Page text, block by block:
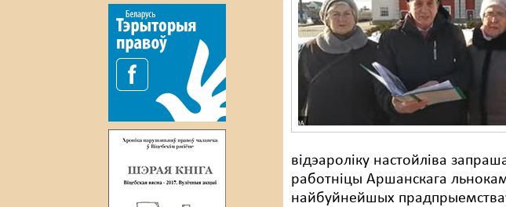
відэароліку настойліва
работніцы Аршанскага
найбуйнейшых